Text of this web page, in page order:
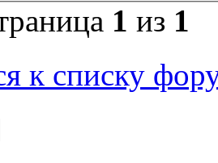
1 из 1
к списку